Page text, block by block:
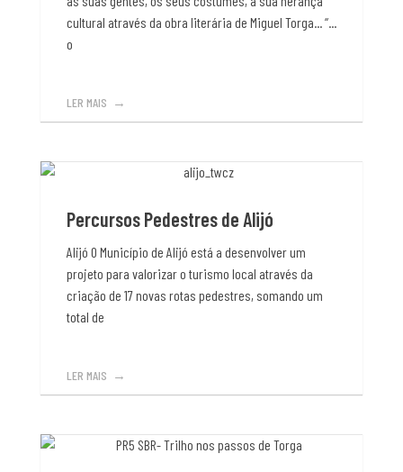
cultural através da obra literária de Miguel Torga... “...
o
LER MAIS
Percursos Pedestres de Alijó
Alijó O Município de Alijó está a desenvolver um
projeto para valorizar o turismo local através da
criação de 17 novas rotas pedestres, somando um
total de
LER MAIS